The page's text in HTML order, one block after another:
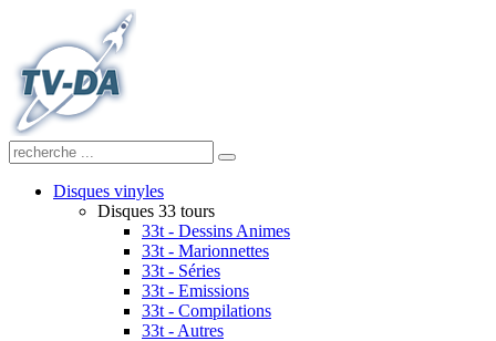
Disques vinyles
Disques 33 tours
33t - Dessins Animes
33t - Marionnettes
33t - Séries
33t - Emissions
33t - Compilations
33t - Autres